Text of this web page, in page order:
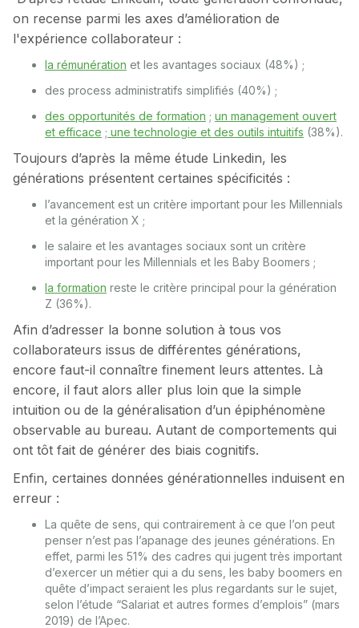
on recense parmi les axes d’amélioration de
l'expérience collaborateur :
la rémunération et les avantages sociaux (48%) ;
des process administratifs simplifiés (40%) ;
des opportunités de formation ; un management ouvert
et efficace ; une technologie et des outils intuitifs (38%).
Toujours d’après la même étude Linkedin, les
générations présentent certaines spécificités :
l’avancement est un critère important pour les Millennials
et la génération X ;
le salaire et les avantages sociaux sont un critère
important pour les Millennials et les Baby Boomers ;
la formation reste le critère principal pour la génération
Z (36%).
Afin d’adresser la bonne solution à tous vos
collaborateurs issus de différentes générations,
encore faut-il connaître finement leurs attentes. Là
encore, il faut alors aller plus loin que la simple
intuition ou de la généralisation d’un épiphénomène
observable au bureau. Autant de comportements qui
ont tôt fait de générer des biais cognitifs.
Enfin, certaines données générationnelles induisent en
erreur :
La quête de sens, qui contrairement à ce que l’on peut
penser n’est pas l’apanage des jeunes générations. En
effet, parmi les 51% des cadres qui jugent très important
d’exercer un métier qui a du sens, les baby boomers en
quête d’impact seraient les plus regardants sur le sujet,
selon l’étude “Salariat et autres formes d’emplois” (mars
2019) de l’Apec.